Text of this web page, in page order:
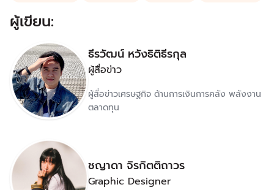
ผู้เขียน:
ธีรวัฒน์ หวังธิติธีรกุล
ผู้สื่อข่าว
ผู้สื่อข่าวเศรษฐกิจ ด้านการเงินการคลัง พลังงาน
ตลาดทุน
ชญาดา จิรกิตติถาวร
Graphic Designer